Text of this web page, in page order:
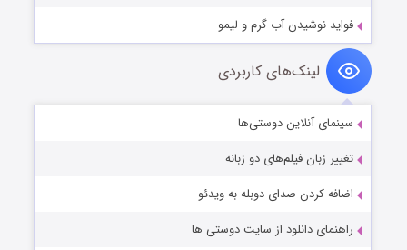
فواید نوشیدن آب گرم و لیمو
لینک‌های کاربردی
سینمای آنلاین دوستی‌ها
تغییر زبان فیلم‌های دو زبانه
اضافه کردن صدای دوبله به ویدئو
راهنمای دانلود از سایت دوستی ها